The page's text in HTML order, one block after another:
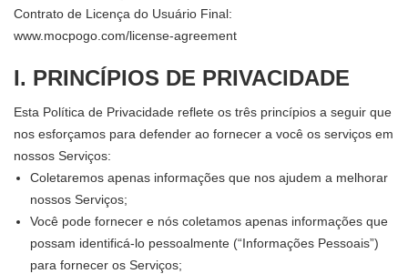
Contrato de Licença do Usuário Final:
www.mocpogo.com/license-agreement
I. PRINCÍPIOS DE PRIVACIDADE
Esta Política de Privacidade reflete os três princípios a seguir que
nos esforçamos para defender ao fornecer a você os serviços em
nossos Serviços:
Coletaremos apenas informações que nos ajudem a melhorar
nossos Serviços;
Você pode fornecer e nós coletamos apenas informações que
possam identificá-lo pessoalmente (“Informações Pessoais”)
para fornecer os Serviços;